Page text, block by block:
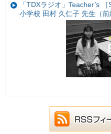
「TDXラジオ」Teacher’s
小学校 田村 久仁子 先生（前